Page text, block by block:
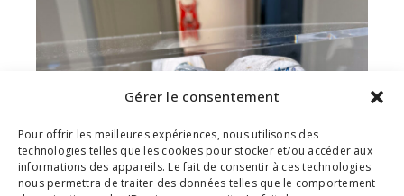
Gérer le consentement
Pour offrir les meilleures expériences, nous utilisons des
technologies telles que les cookies pour stocker et/ou accéder aux
informations des appareils. Le fait de consentir à ces technologies
nous permettra de traiter des données telles que le comportement